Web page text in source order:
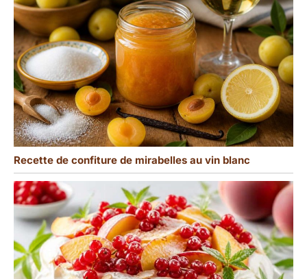
Recette de confiture de mirabelles au vin blanc